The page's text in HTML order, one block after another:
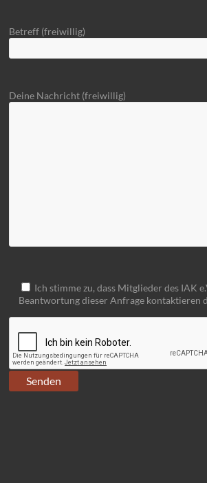
Betreff (freiwillig)
Deine Nachricht (freiwillig)
Ich stimme zu, dass Mitglieder des IAK
Beantwortung dieser Anfrage kontaktieren